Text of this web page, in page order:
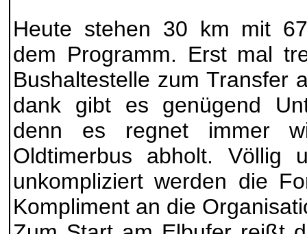
Heute stehen 30 km mit
dem Programm. Erst mal
Bushaltestelle zum Transfer
dank gibt es genügend
denn es regnet immer
Oldtimerbus abholt. Völlig
unkompliziert werden die
Kompliment an die